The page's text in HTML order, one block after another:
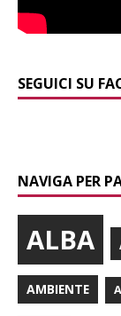
SEGUICI SU
NAVIGA PER
ALBA
AMBIENTE